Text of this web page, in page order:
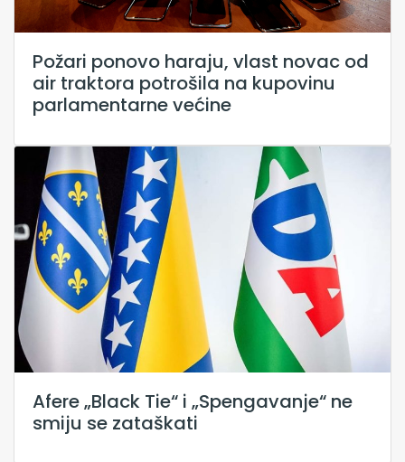
Požari ponovo haraju, vlast novac od
air traktora potrošila na kupovinu
parlamentarne većine
Afere „Black Tie“ i „Spengavanje“ ne
smiju se zataškati